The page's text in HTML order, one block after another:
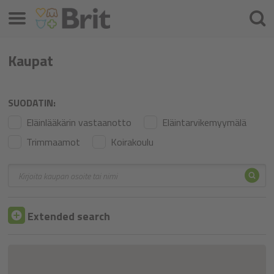
Kaupat
SUODATIN:
Eläinlääkärin vastaanotto
Eläintarvikemyymälä
Trimmaamot
Koirakoulu
Hae
Hae
Extended search
Hae
Valikko